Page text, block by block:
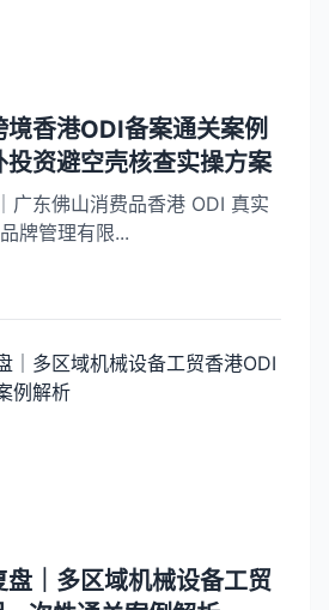
香港ODI备案通关案例
投资避空壳核查实操方案
广东佛山消费品香港 ODI 真实
牌管理有限...
｜多区域机械设备工贸